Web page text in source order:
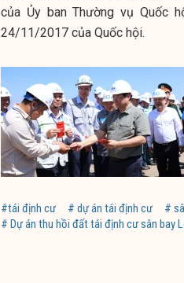
của Ủy ban Thường vụ Quốc
24/11/2017 của Quốc hội.
#tái định cư # dự án tái định cư #
# Dự án thu hồi đất tái định cư sân bay